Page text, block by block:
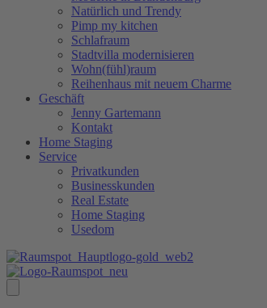
Natürlich und Trendy
Pimp my kitchen
Schlafraum
Stadtvilla modernisieren
Wohn(fühl)raum
Reihenhaus mit neuem Charme
Geschäft
Jenny Gartemann
Kontakt
Home Staging
Service
Privatkunden
Businesskunden
Real Estate
Home Staging
Usedom